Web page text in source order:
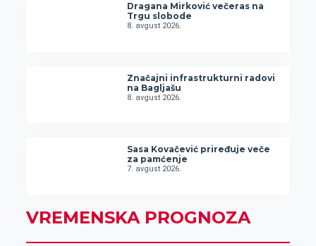
Dragana Mirković večeras na
Trgu slobode
8. avgust 2026.
Značajni infrastrukturni radovi
na Bagljašu
8. avgust 2026.
Sasa Kovačević priređuje veče
za pamćenje
7. avgust 2026.
VREMENSKA PROGNOZA